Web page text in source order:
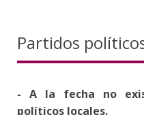
Partidos
- A la fecha no
políticos locales.